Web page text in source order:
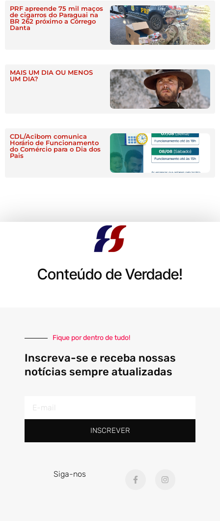
PRF apreende 75 mil maços
de cigarros do Paraguai na
BR 262 próximo a Córrego
Danta
MAIS UM DIA OU MENOS
UM DIA?
CDL/Acibom comunica
Horário de Funcionamento
do Comércio para o Dia dos
Pais
Conteúdo de Verdade!
Fique por dentro de tudo!
Inscreva-se e receba nossas
notícias sempre atualizadas
mail
INSCREVER
Siga-nos
a
n